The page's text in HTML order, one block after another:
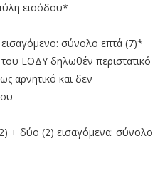
εισόδου*
εισαγόμενο: σύνολο επτά (7)*
ΕΟΔΥ δηλωθέν περιστατικό
αρνητικό και δεν
+ δύο (2) εισαγόμενα: σύνολο